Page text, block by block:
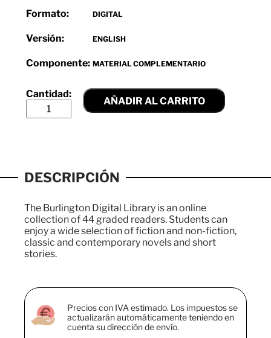
Formato: DIGITAL
Versión: ENGLISH
Componente: MATERIAL COMPLEMENTARIO
AÑADIR AL CARRITO
DESCRIPCIÓN
The Burlington Digital Library is an online
collection of 44 graded readers. Students can
enjoy a wide selection of fiction and non-fiction,
classic and contemporary novels and short
stories.
Precios con IVA estimado. Los impuestos se
actualizarán automáticamente teniendo en
cuenta su dirección de envío.